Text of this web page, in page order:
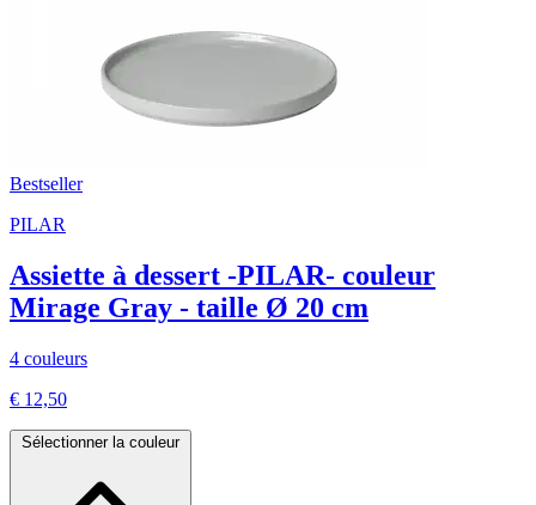
Bestseller
PILAR
Assiette à dessert -PILAR- couleur
Mirage Gray - taille Ø 20 cm
4 couleurs
€ 12,50
Sélectionner la couleur